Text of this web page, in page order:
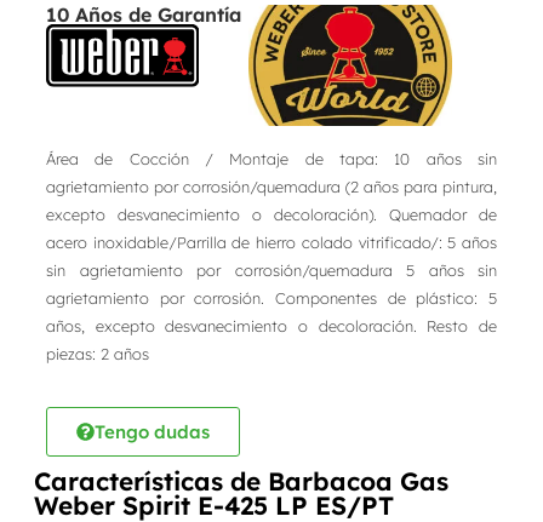
10 Años de Garantía
Área de Cocción / Montaje de tapa: 10 años sin
agrietamiento por corrosión/quemadura (2 años para pintura,
excepto desvanecimiento o decoloración). Quemador de
acero inoxidable/Parrilla de hierro colado vitrificado/: 5 años
sin agrietamiento por corrosión/quemadura 5 años sin
agrietamiento por corrosión. Componentes de plástico: 5
años, excepto desvanecimiento o decoloración. Resto de
piezas: 2 años
Tengo dudas
Características de Barbacoa Gas
Weber Spirit E-425 LP ES/PT